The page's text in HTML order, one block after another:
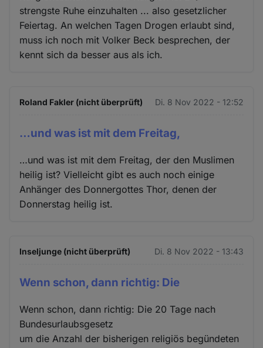
strengste Ruhe einzuhalten ... also gesetzlicher
Feiertag. An welchen Tagen Drogen erlaubt sind,
muss ich noch mit Volker Beck besprechen, der
kennt sich da besser aus als ich.
Roland Fakler (nicht überprüft) Di. 8 Nov 2022 - 12:52
…und was ist mit dem Freitag,
…und was ist mit dem Freitag, der den Muslimen
heilig ist? Vielleicht gibt es auch noch einige
Anhänger des Donnergottes Thor, denen der
Donnerstag heilig ist.
Inseljunge (nicht überprüft) Di. 8 Nov 2022 - 13:43
Wenn schon, dann richtig: Die
Wenn schon, dann richtig: Die 20 Tage nach
Bundesurlaubsgesetz
um die Anzahl der bisherigen religiös begündeten